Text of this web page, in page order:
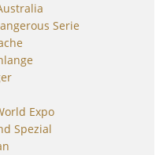
Serie
Expo
Spezial